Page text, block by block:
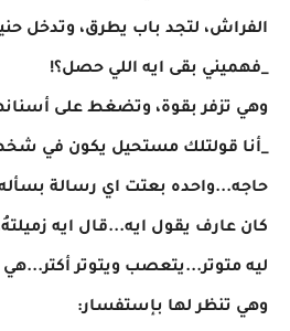
الفراش، لتجد باب يطرق، وتدخل
_فهميني بقى ايه اللي حصل؟!
وهي تزفر بقوة، وتضغط على
_أنا قولتلك مستحيل يكون في
حاجه...واحده بعتت اي رسالة
كان عارف يقول ايه...قال ايه
ليه متوتر...يتعصب ويتوتر
وهي تنظر لها بإستفسار: